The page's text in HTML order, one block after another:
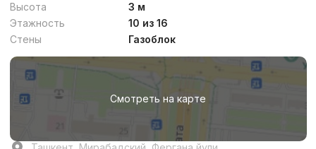
Высота
3 м
Этажность
10 из 16
Стены
Газоблок
Смотреть на карте